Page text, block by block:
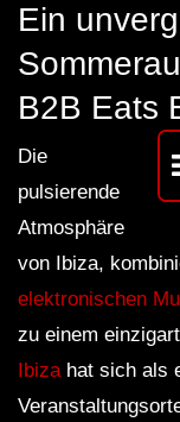
Ein
B2B Eats
Die
pulsierende
Atmosphäre
von Ibiza,
elektronischen
zu einem
Ibizahat sich als